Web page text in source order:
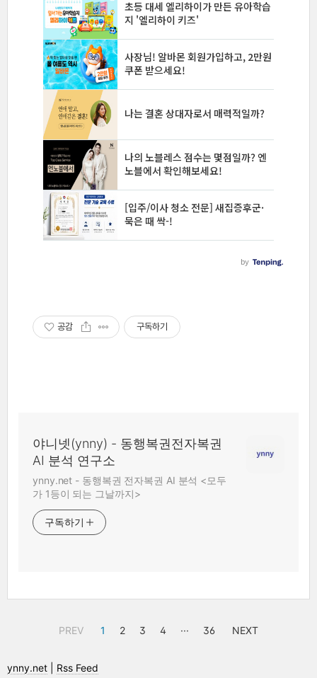
공감 구독하기
야니넷(ynny) - 동행복권전자복권
AI 분석 연구소
ynny.net - 동행복권 전자복권 AI 분석 <모두
가 1등이 되는 그날까지>
구독하기
PREV 1 2 3 4 ··· 36 NEXT
ynny.net Rss Feed